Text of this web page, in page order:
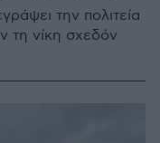
την πολιτεία
τη νίκη σχεδόν